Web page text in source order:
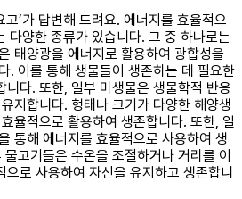
’가 답변해 드려요. 에너지를 효율적으
다양한 종류가 있습니다. 그 중 하나로는
태양광을 에너지로 활용하여 광합성을
. 이를 통해 생물들이 생존하는 데 필요한
니다. 또한, 일부 미생물은 생물학적 반응
지합니다. 형태나 크기가 다양한 해양생
율적으로 활용하여 생존합니다. 또한, 일
통해 에너지를 효율적으로 사용하여 생
고기들은 수온을 조절하거나 거리를 이
으로 사용하여 자신을 유지하고 생존합니